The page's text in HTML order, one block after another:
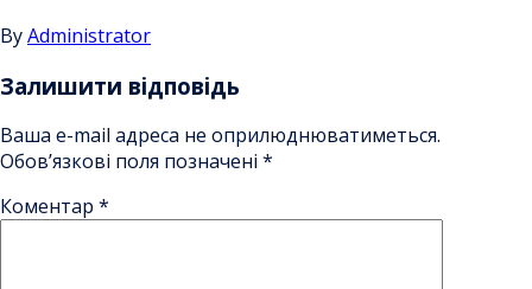
ByAdministrator
Залишити відповідь
Ваша e-mail адреса не оприлюднюватиметься.
Обов’язкові поля позначені *
Коментар *